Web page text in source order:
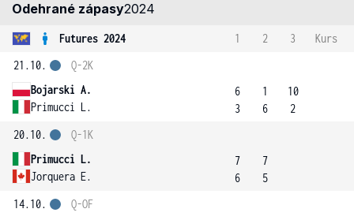
Odehrané zápasy2024
Futures 2024 1 2 3
Kurs
21.10.
Bojarski A.
Primucci L.
Q-2K
6
3
1
6
10
2
20.10.
Primucci L.
Jorquera E.
Q-1K
7
6
7
5
14.10.
Q-OF